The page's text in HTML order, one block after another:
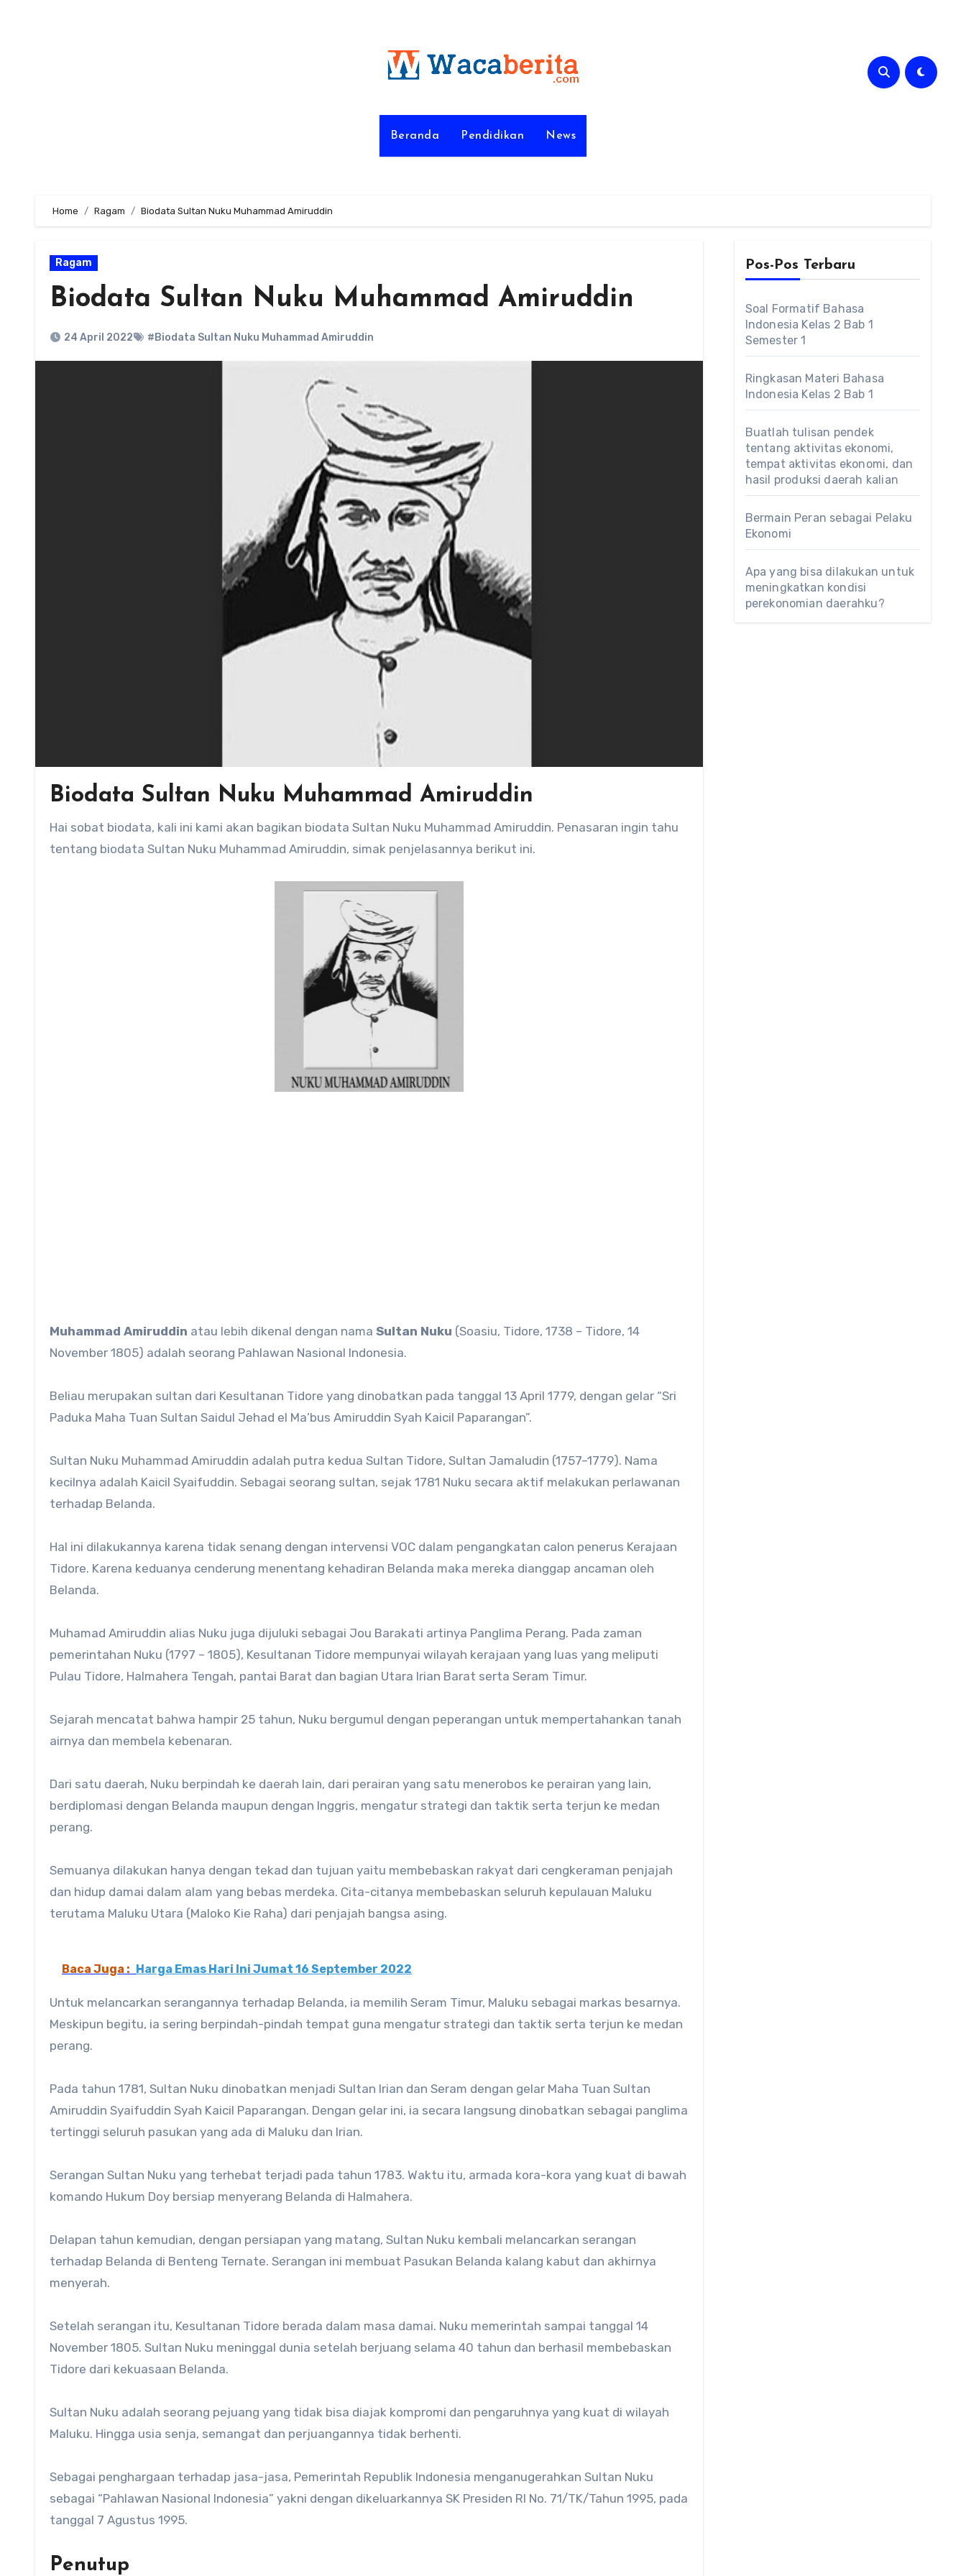
Beranda Pendidikan News
Home Ragam Biodata Sultan Nuku Muhammad Amiruddin
Ragam
Biodata Sultan Nuku Muhammad Amiruddin
24 April 2022 #Biodata Sultan Nuku Muhammad Amiruddin
Biodata Sultan Nuku Muhammad Amiruddin
Hai sobat biodata, kali ini kami akan bagikan biodata Sultan Nuku Muhammad Amiruddin. Penasaran ingin tahu
tentang biodata Sultan Nuku Muhammad Amiruddin, simak penjelasannya berikut ini.
Muhammad Amiruddin atau lebih dikenal dengan nama Sultan Nuku (Soasiu, Tidore, 1738 – Tidore, 14
November 1805) adalah seorang Pahlawan Nasional Indonesia.
Beliau merupakan sultan dari Kesultanan Tidore yang dinobatkan pada tanggal 13 April 1779, dengan gelar “Sri
Paduka Maha Tuan Sultan Saidul Jehad el Ma’bus Amiruddin Syah Kaicil Paparangan”.
Sultan Nuku Muhammad Amiruddin adalah putra kedua Sultan Tidore, Sultan Jamaludin (1757–1779). Nama
kecilnya adalah Kaicil Syaifuddin. Sebagai seorang sultan, sejak 1781 Nuku secara aktif melakukan perlawanan
terhadap Belanda.
Hal ini dilakukannya karena tidak senang dengan intervensi VOC dalam pengangkatan calon penerus Kerajaan
Tidore. Karena keduanya cenderung menentang kehadiran Belanda maka mereka dianggap ancaman oleh
Belanda.
Muhamad Amiruddin alias Nuku juga dijuluki sebagai Jou Barakati artinya Panglima Perang. Pada zaman
pemerintahan Nuku (1797 – 1805), Kesultanan Tidore mempunyai wilayah kerajaan yang luas yang meliputi
Pulau Tidore, Halmahera Tengah, pantai Barat dan bagian Utara Irian Barat serta Seram Timur.
Sejarah mencatat bahwa hampir 25 tahun, Nuku bergumul dengan peperangan untuk mempertahankan tanah
airnya dan membela kebenaran.
Dari satu daerah, Nuku berpindah ke daerah lain, dari perairan yang satu menerobos ke perairan yang lain,
berdiplomasi dengan Belanda maupun dengan Inggris, mengatur strategi dan taktik serta terjun ke medan
perang.
Semuanya dilakukan hanya dengan tekad dan tujuan yaitu membebaskan rakyat dari cengkeraman penjajah
dan hidup damai dalam alam yang bebas merdeka. Cita-citanya membebaskan seluruh kepulauan Maluku
terutama Maluku Utara (Maloko Kie Raha) dari penjajah bangsa asing.
Baca Juga : Harga Emas Hari Ini Jumat 16 September 2022
Untuk melancarkan serangannya terhadap Belanda, ia memilih Seram Timur, Maluku sebagai markas besarnya.
Meskipun begitu, ia sering berpindah-pindah tempat guna mengatur strategi dan taktik serta terjun ke medan
perang.
Pada tahun 1781, Sultan Nuku dinobatkan menjadi Sultan Irian dan Seram dengan gelar Maha Tuan Sultan
Amiruddin Syaifuddin Syah Kaicil Paparangan. Dengan gelar ini, ia secara langsung dinobatkan sebagai panglima
tertinggi seluruh pasukan yang ada di Maluku dan Irian.
Serangan Sultan Nuku yang terhebat terjadi pada tahun 1783. Waktu itu, armada kora-kora yang kuat di bawah
komando Hukum Doy bersiap menyerang Belanda di Halmahera.
Delapan tahun kemudian, dengan persiapan yang matang, Sultan Nuku kembali melancarkan serangan
terhadap Belanda di Benteng Ternate. Serangan ini membuat Pasukan Belanda kalang kabut dan akhirnya
menyerah.
Setelah serangan itu, Kesultanan Tidore berada dalam masa damai. Nuku memerintah sampai tanggal 14
November 1805. Sultan Nuku meninggal dunia setelah berjuang selama 40 tahun dan berhasil membebaskan
Tidore dari kekuasaan Belanda.
Sultan Nuku adalah seorang pejuang yang tidak bisa diajak kompromi dan pengaruhnya yang kuat di wilayah
Maluku. Hingga usia senja, semangat dan perjuangannya tidak berhenti.
Sebagai penghargaan terhadap jasa-jasa, Pemerintah Republik Indonesia menganugerahkan Sultan Nuku
sebagai “Pahlawan Nasional Indonesia” yakni dengan dikeluarkannya SK Presiden RI No. 71/TK/Tahun 1995, pada
tanggal 7 Agustus 1995.
Penutup
Pos-Pos Terbaru
Soal Formatif Bahasa
Indonesia Kelas 2 Bab 1
Semester 1
Ringkasan Materi Bahasa
Indonesia Kelas 2 Bab 1
Buatlah tulisan pendek
tentang aktivitas ekonomi,
tempat aktivitas ekonomi, dan
hasil produksi daerah kalian
Bermain Peran sebagai Pelaku
Ekonomi
Apa yang bisa dilakukan untuk
meningkatkan kondisi
perekonomian daerahku?